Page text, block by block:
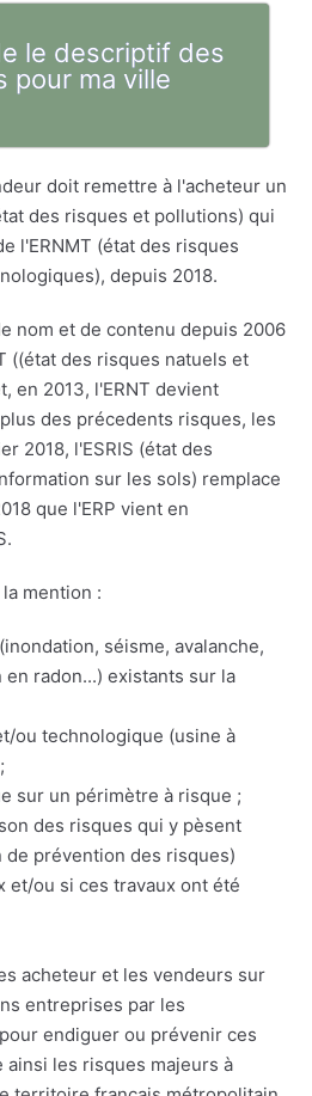
le descriptif des
pour ma ville
doit remettre à l'acheteur un
des risques et pollutions) qui
l'ERNMT (état des risques
depuis 2018.
nom et de contenu depuis 2006
((état des risques natuels et
en 2013, l'ERNT devient
des précedents risques, les
2018, l'ESRIS (état des
sur les sols) remplace
que l'ERP vient en
mention :
séisme, avalanche,
radon...) existants sur la
ou technologique (usine à
sur un périmètre à risque ;
des risques qui y pèsent
de prévention des risques)
et/ou si ces travaux ont été
acheteur et les vendeurs sur
entreprises par les
endiguer ou prévenir ces
les risques majeurs à